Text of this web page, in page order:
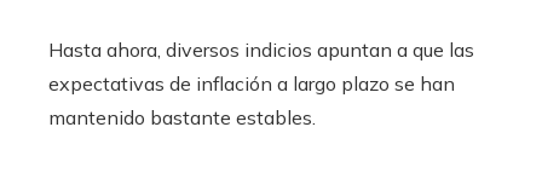
Hasta ahora, diversos indicios apuntan a que las
expectativas de inflación a largo plazo se han
mantenido bastante estables.